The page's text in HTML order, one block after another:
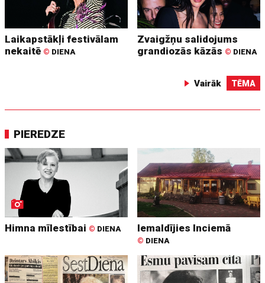
Laikapstākļi festivālam
nekaitē © DIENA
Zvaigžņu salidojums
grandiozās kāzās © DIENA
Vairāk TĒMA
PIEREDZE
Himna mīlestībai © DIENA Iemaldījies Inciemā
© DIENA